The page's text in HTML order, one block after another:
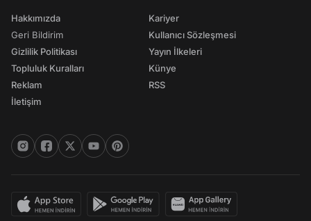
Hakkımızda
Geri Bildirim
Gizlilik Politikası
Topluluk Kuralları
Reklam
İletişim
Kariyer
Kullanıcı Sözleşmesi
Yayın İlkeleri
Künye
RSS